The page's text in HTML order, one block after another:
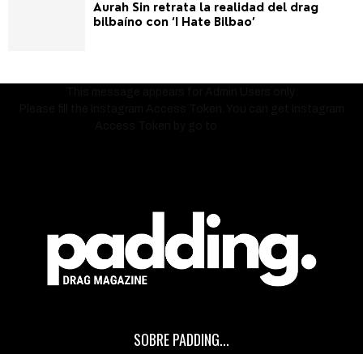
Aurah Sin retrata la realidad del drag
bilbaíno con ‘I Hate Bilbao’
SOBRE PADDING...